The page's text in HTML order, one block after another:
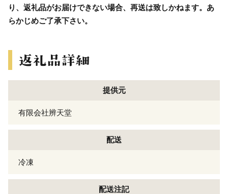
り、返礼品がお届けできない場合、再送は致しかねます。あ
らかじめご了承下さい。
提供元
有限会社辨天堂
配送
冷凍
配送注記